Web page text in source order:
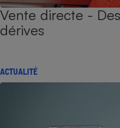
Vente directe -
dérives
ACTUALITÉ